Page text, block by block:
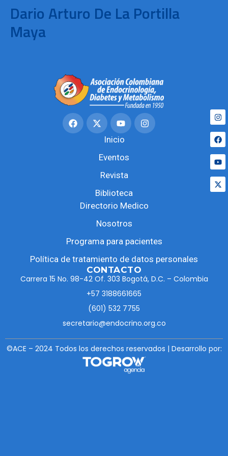
Dario Arturo De La Portilla
Maya
Inicio
Eventos
Revista
Biblioteca
Directorio Medico
Nosotros
Programa para pacientes
Política de tratamiento de datos personales
CONTACTO
Carrera 15 No. 98-42 Of. 303 Bogotá, D.C. – Colombia
+57 3188661665
(601) 532 7755
secretario@endocrino.org.co
©ACE – 2024 Todos los derechos reservados | Desarrollo por: